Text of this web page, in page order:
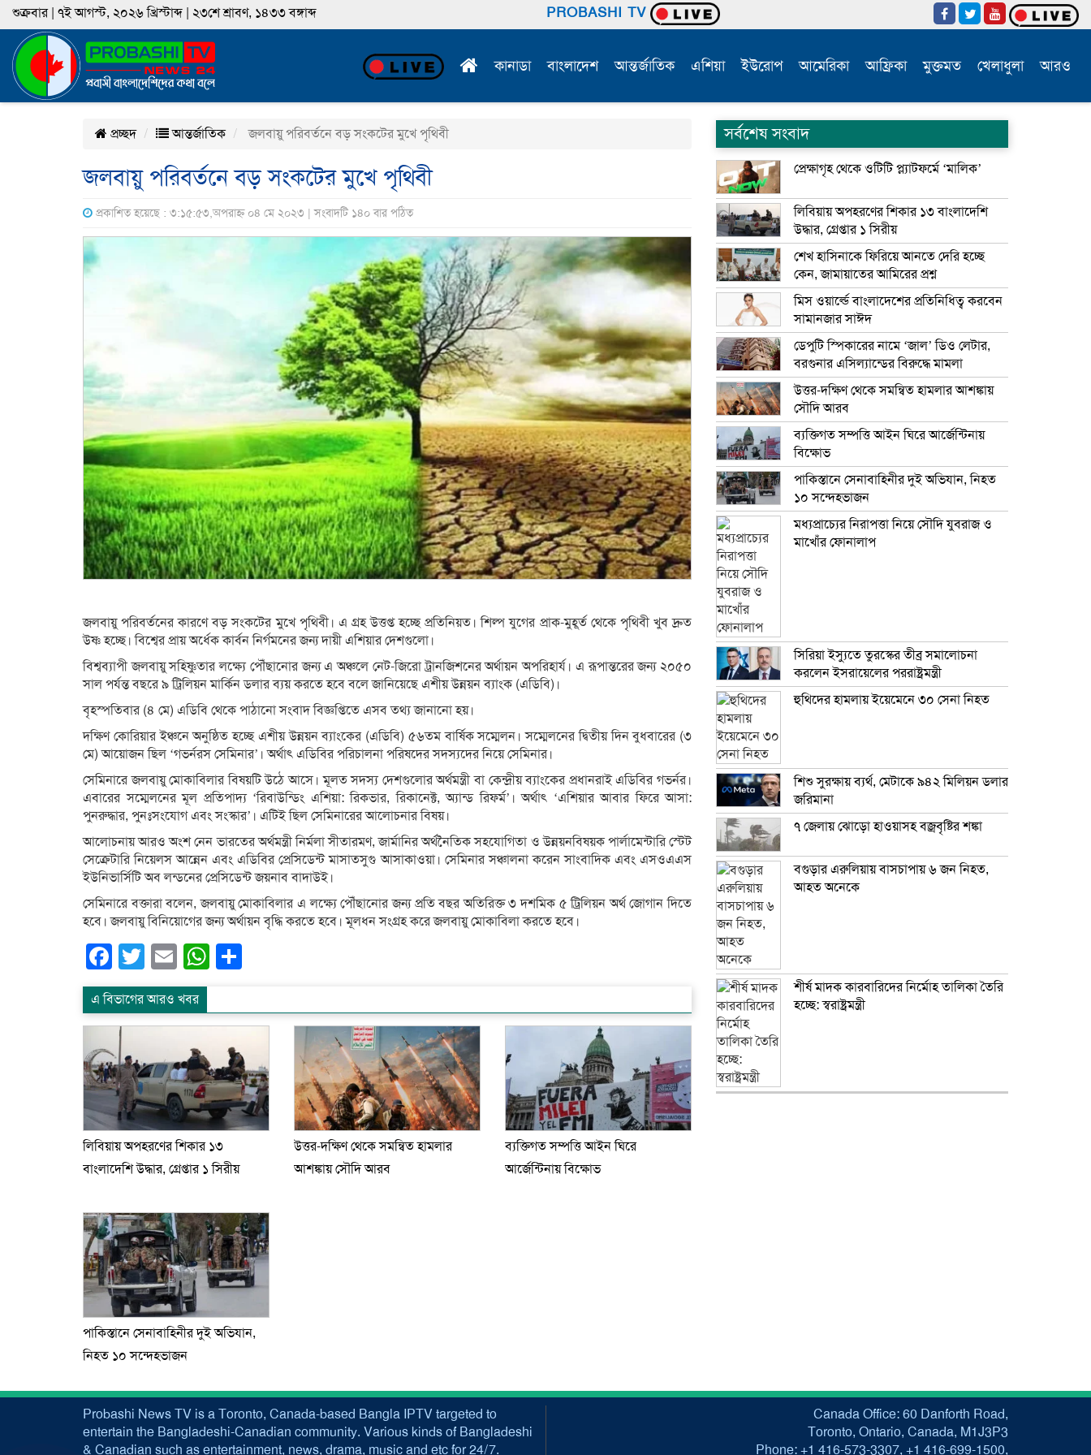
শুক্রবার | ৭ই আগস্ট, ২০২৬ খ্রিস্টাব্দ | ২৩শে শ্রাবণ, ১৪৩৩ বঙ্গাব্দ PROBASHI TV
কানাডা বাংলাদেশ আন্তর্জাতিক এশিয়া ইউরোপ আমেরিকা আফ্রিকা মুক্তমত খেলাধুলা আরও
প্রচ্ছদ আন্তর্জাতিক জলবায়ু পরিবর্তনে বড় সংকটের মুখে পৃথিবী
জলবায়ু পরিবর্তনে বড় সংকটের মুখে পৃথিবী
প্রকাশিত হয়েছে : ৩:১৫:৫৩,অপরাহ্ন ০৪ মে ২০২৩ | সংবাদটি ১৪০ বার পঠিত
জলবায়ু পরিবর্তনের কারণে বড় সংকটের মুখে পৃথিবী। এ গ্রহ উত্তপ্ত হচ্ছে প্রতিনিয়ত। শিল্প যুগের প্রাক-মুহূর্ত থেকে পৃথিবী খুব দ্রুত
উষ্ণ হচ্ছে। বিশ্বের প্রায় অর্ধেক কার্বন নির্গমনের জন্য দায়ী এশিয়ার দেশগুলো।
বিশ্বব্যাপী জলবায়ু সহিষ্ণুতার লক্ষ্যে পৌঁছানোর জন্য এ অঞ্চলে নেট-জিরো ট্রানজিশনের অর্থায়ন অপরিহার্য। এ রূপান্তরের জন্য ২০৫০
সাল পর্যন্ত বছরে ৯ ট্রিলিয়ন মার্কিন ডলার ব্যয় করতে হবে বলে জানিয়েছে এশীয় উন্নয়ন ব্যাংক (এডিবি)।
বৃহস্পতিবার (৪ মে) এডিবি থেকে পাঠানো সংবাদ বিজ্ঞপ্তিতে এসব তথ্য জানানো হয়।
দক্ষিণ কোরিয়ার ইঞ্চনে অনুষ্ঠিত হচ্ছে এশীয় উন্নয়ন ব্যাংকের (এডিবি) ৫৬তম বার্ষিক সম্মেলন। সম্মেলনের দ্বিতীয় দিন বুধবারের (৩
মে) আয়োজন ছিল ‘গভর্নরস সেমিনার’। অর্থাৎ এডিবির পরিচালনা পরিষদের সদস্যদের নিয়ে সেমিনার।
সেমিনারে জলবায়ু মোকাবিলার বিষয়টি উঠে আসে। মূলত সদস্য দেশগুলোর অর্থমন্ত্রী বা কেন্দ্রীয় ব্যাংকের প্রধানরাই এডিবির গভর্নর।
এবারের সম্মেলনের মূল প্রতিপাদ্য ‘রিবাউন্ডিং এশিয়া: রিকভার, রিকানেক্ট, অ্যান্ড রিফর্ম’। অর্থাৎ ‘এশিয়ার আবার ফিরে আসা:
পুনরুদ্ধার, পুনঃসংযোগ এবং সংস্কার’। এটিই ছিল সেমিনারের আলোচনার বিষয়।
আলোচনায় আরও অংশ নেন ভারতের অর্থমন্ত্রী নির্মলা সীতারমণ, জার্মানির অর্থনৈতিক সহযোগিতা ও উন্নয়নবিষয়ক পার্লামেন্টারি স্টেট
সেক্রেটারি নিয়েলস আন্নেন এবং এডিবির প্রেসিডেন্ট মাসাতসুগু আসাকাওয়া। সেমিনার সঞ্চালনা করেন সাংবাদিক এবং এসওএএস
ইউনিভার্সিটি অব লন্ডনের প্রেসিডেন্ট জয়নাব বাদাউই।
সেমিনারে বক্তারা বলেন, জলবায়ু মোকাবিলার এ লক্ষ্যে পৌঁছানোর জন্য প্রতি বছর অতিরিক্ত ৩ দশমিক ৫ ট্রিলিয়ন অর্থ জোগান দিতে
হবে। জলবায়ু বিনিয়োগের জন্য অর্থায়ন বৃদ্ধি করতে হবে। মূলধন সংগ্রহ করে জলবায়ু মোকাবিলা করতে হবে।
Facebook
Twitter
EmailWhatsApp
এ বিভাগের আরও খবর
লিবিয়ায় অপহরণের শিকার ১৩
বাংলাদেশি উদ্ধার, গ্রেপ্তার ১ সিরীয়
উত্তর-দক্ষিণ থেকে সমন্বিত হামলার
আশঙ্কায় সৌদি আরব
ব্যক্তিগত সম্পত্তি আইন ঘিরে
আর্জেন্টিনায় বিক্ষোভ
পাকিস্তানে সেনাবাহিনীর দুই অভিযান,
নিহত ১০ সন্দেহভাজন
সর্বশেষ সংবাদ
প্রেক্ষাগৃহ থেকে ওটিটি প্ল্যাটফর্মে ‘মালিক’
লিবিয়ায় অপহরণের শিকার ১৩ বাংলাদেশি
উদ্ধার, গ্রেপ্তার ১ সিরীয়
শেখ হাসিনাকে ফিরিয়ে আনতে দেরি হচ্ছে
কেন, জামায়াতের আমিরের প্রশ্ন
মিস ওয়ার্ল্ডে বাংলাদেশের প্রতিনিধিত্ব করবেন
সামানজার সাঈদ
ডেপুটি স্পিকারের নামে ‘জাল’ ডিও লেটার,
বরগুনার এসিল্যান্ডের বিরুদ্ধে মামলা
উত্তর-দক্ষিণ থেকে সমন্বিত হামলার আশঙ্কায়
সৌদি আরব
ব্যক্তিগত সম্পত্তি আইন ঘিরে আর্জেন্টিনায়
বিক্ষোভ
পাকিস্তানে সেনাবাহিনীর দুই অভিযান, নিহত
১০ সন্দেহভাজন
মধ্যপ্রাচ্যের নিরাপত্তা নিয়ে সৌদি যুবরাজ ও
মাখোঁর ফোনালাপ
সিরিয়া ইস্যুতে তুরস্কের তীব্র সমালোচনা
করলেন ইসরায়েলের পররাষ্ট্রমন্ত্রী
হুথিদের হামলায় ইয়েমেনে ৩০ সেনা নিহত
শিশু সুরক্ষায় ব্যর্থ, মেটাকে ৯৪২ মিলিয়ন ডলার
জরিমানা
৭ জেলায় ঝোড়ো হাওয়াসহ বজ্রবৃষ্টির শঙ্কা
বগুড়ার এরুলিয়ায় বাসচাপায় ৬ জন নিহত,
আহত অনেকে
শীর্ষ মাদক কারবারিদের নির্মোহ তালিকা তৈরি
হচ্ছে: স্বরাষ্ট্রমন্ত্রী
Probashi News TV is a Toronto, Canada-based Bangla IPTV targeted to
entertain the Bangladeshi-Canadian community. Various kinds of Bangladeshi
& Canadian such as entertainment, news, drama, music and etc for 24/7.
Canada Office: 60 Danforth Road,
Toronto, Ontario, Canada, M1J3P3
Phone: +1 416-573-3307, +1 416-699-1500,